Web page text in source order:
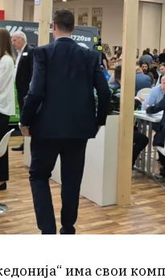
има свои